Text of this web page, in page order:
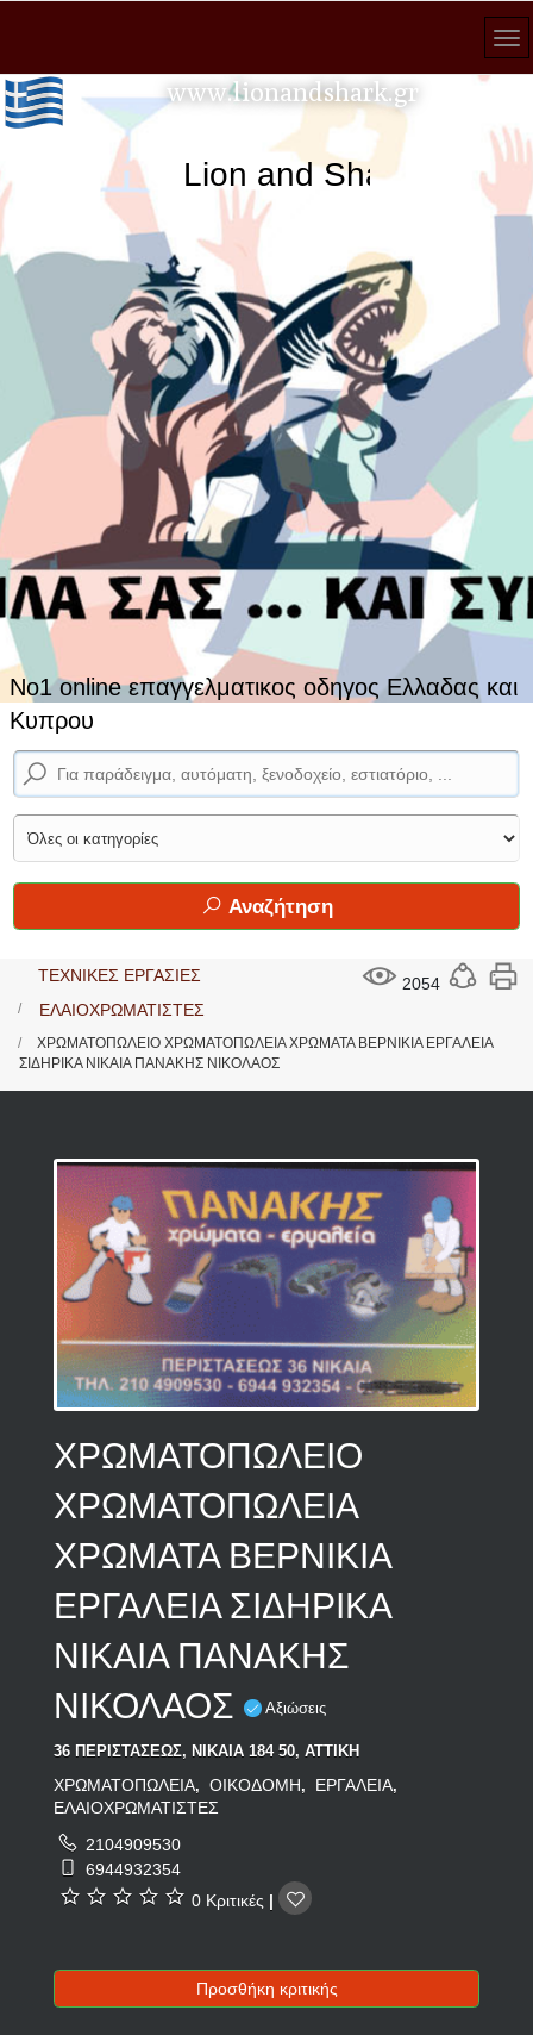
No1 online επαγγελματικος οδηγος Ελλαδας και
Κυπρου
www.lionandshark.gr
Lion and Shark κάθε
Αναζήτηση
2054
ΤΕΧΝΙΚΕΣ ΕΡΓΑΣΙΕΣ
ΕΛΑΙΟΧΡΩΜΑΤΙΣΤΕΣ
ΧΡΩΜΑΤΟΠΩΛΕΙΟ ΧΡΩΜΑΤΟΠΩΛΕΙΑ ΧΡΩΜΑΤΑ ΒΕΡΝΙΚΙΑ ΕΡΓΑΛΕΙΑ
ΣΙΔΗΡΙΚΑ ΝΙΚΑΙΑ ΠΑΝΑΚΗΣ ΝΙΚΟΛΑΟΣ
ΧΡΩΜΑΤΟΠΩΛΕΙΟ
ΧΡΩΜΑΤΟΠΩΛΕΙΑ
ΧΡΩΜΑΤΑ ΒΕΡΝΙΚΙΑ
ΕΡΓΑΛΕΙΑ ΣΙΔΗΡΙΚΑ
ΝΙΚΑΙΑ ΠΑΝΑΚΗΣ
ΝΙΚΟΛΑΟΣ
Αξιώσεις
36 ΠΕΡΙΣΤΑΣΕΩΣ, ΝΙΚΑΙΑ 184 50, ΑΤΤΙΚΗ
ΧΡΩΜΑΤΟΠΩΛΕΙΑ, ΟΙΚΟΔΟΜΗ, ΕΡΓΑΛΕΙΑ,
ΕΛΑΙΟΧΡΩΜΑΤΙΣΤΕΣ
2104909530
6944932354
0 Κριτικές |
Προσθήκη κριτικής